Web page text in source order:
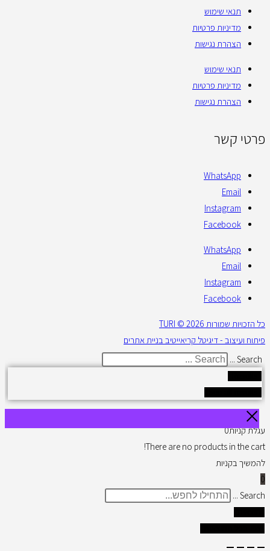
תנאי שימוש
מדיניות פרטיות
הצהרת נגישות
תנאי שימוש
מדיניות פרטיות
הצהרת נגישות
פרטי קשר
WhatsApp
Email
Instagram
Facebook
WhatsApp
Email
Instagram
Facebook
כל הזכויות שמורות 2026 © TURI
פיתוח ועיצוב - דיגיטל קריאייטיב בניית אתרים
Search ...
עגלת קניות0
There are no products in the cart!
להמשיך בקניות
0
Search ...